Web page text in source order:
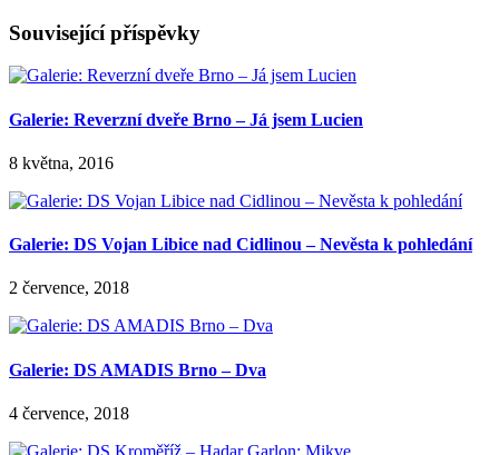
Související příspěvky
Galerie: Reverzní dveře Brno – Já jsem Lucien
8 května, 2016
Galerie: DS Vojan Libice nad Cidlinou – Nevěsta k pohledání
2 července, 2018
Galerie: DS AMADIS Brno – Dva
4 července, 2018